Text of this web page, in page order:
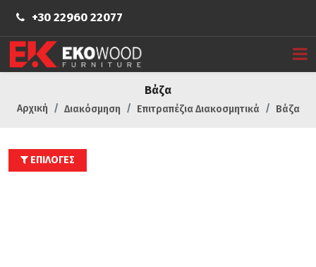
+30 22960 22077
Βάζα
Αρχική Διακόσμηση Επιτραπέζια Διακοσμητικά Βάζα
ΕΠΙΛΟΓΕΣ